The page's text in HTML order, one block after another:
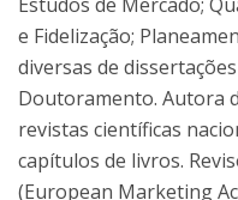
e Fidelização;
diversas de
Doutoramento. Autora
revistas científicas
capítulos de livros.
(European Marketing